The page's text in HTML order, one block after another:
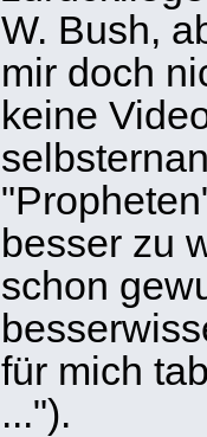
W. Bush,
mir doch
keine
besser zu
schon
für mich
...").